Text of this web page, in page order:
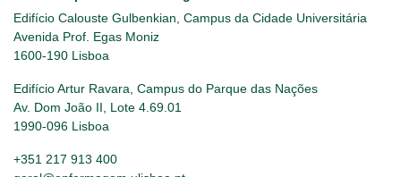
Edifício Calouste Gulbenkian, Campus da Cidade Universitária
Avenida Prof. Egas Moniz
1600-190 Lisboa
Edifício Artur Ravara, Campus do Parque das Nações
Av. Dom João II, Lote 4.69.01
1990-096 Lisboa
+351 217 913 400